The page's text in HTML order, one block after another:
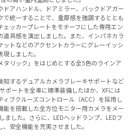
ドアハンドル、ドアミラー、バックドアガー
で統一することで、重厚感を強調するととも
ッカープレートをモチーフにした専用エン
道具感を演出しました。また、インパネカラ
ットなどのアクセントカラーにグレーイッシ
しました。
タリック」をはじめとする全5色のラインア
知するデュアルカメラブレーキサポートなど
ポートを全車に標準装備したほか、XFには
ブクルーズコントロール（ACC）を採用し
能を搭載した全方位モニター用カメラをメー
ました。さらに、LEDヘッドランプ、LEDフ
安全機能を充実させました。